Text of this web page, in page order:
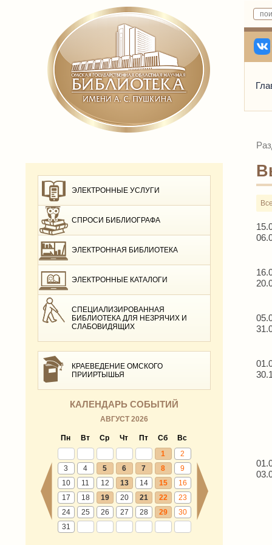
ЭЛЕКТРОННЫЕ УСЛУГИ
СПРОСИ БИБЛИОГРАФА
ЭЛЕКТРОННАЯ БИБЛИОТЕКА
ЭЛЕКТРОННЫЕ КАТАЛОГИ
СПЕЦИАЛИЗИРОВАННАЯ
БИБЛИОТЕКА ДЛЯ НЕЗРЯЧИХ И
СЛАБОВИДЯЩИХ
КРАЕВЕДЕНИЕ ОМСКОГО
ПРИИРТЫШЬЯ
КАЛЕНДАРЬ СОБЫТИЙ
АВГУСТ 2026
Пн Вт Ср Чт Пт Сб
Вс
1
2
3
4 5 6 7 8
9
10
11 12 13 14 15
16
17
18 19 20 21 22
23
24
25 26 27 28 29
30
31
Все